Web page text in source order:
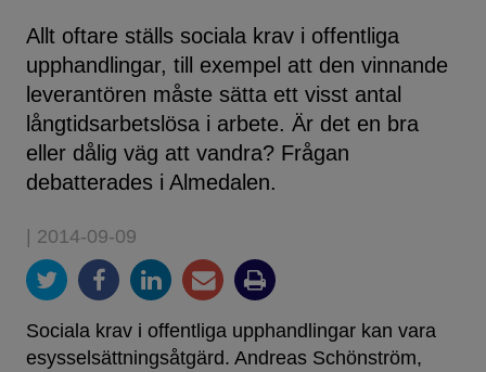
Allt oftare ställs sociala krav i offentliga
upphandlingar, till exempel att den vinnande
leverantören måste sätta ett visst antal
långtidsarbetslösa i arbete. Är det en bra
eller dålig väg att vandra? Frågan
debatterades i Almedalen.
| 2014-09-09
Sociala krav i offentliga upphandlingar kan vara
esysselsättningsåtgärd. Andreas Schönström,